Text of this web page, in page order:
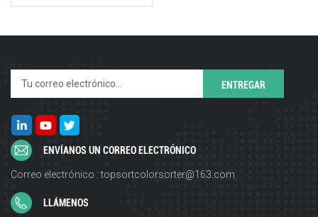
ENVÍANOS UN CORREO ELECTRÓNICO
Correo electrónico : topsortcolorsorter@163.com
LLÁMENOS